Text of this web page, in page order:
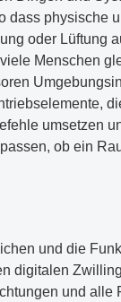
dass physische
oder Lüftung
Menschen
umsetzen
ob ein
und die
digitalen
und alle